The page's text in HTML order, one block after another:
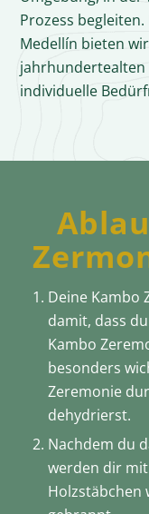
Prozess
Medellín bieten
individuelle
Deine Kambo
damit, dass
Kambo
besonders
Zeremonie
dehydrierst.
Nachdem du
werden dir
Holzstäbchen